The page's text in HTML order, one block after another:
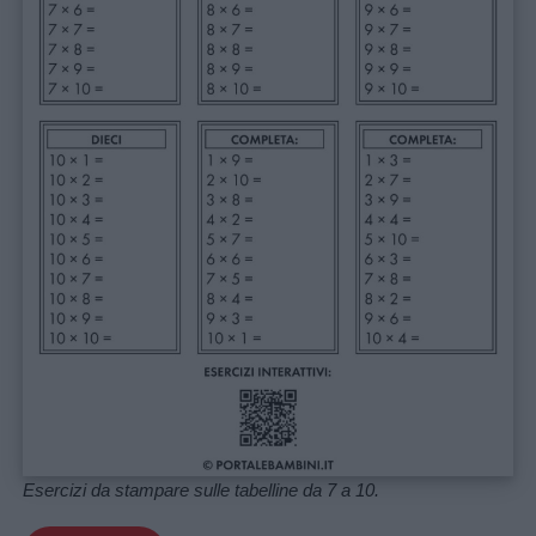
Esercizi da stampare sulle tabelline da 7 a 10.